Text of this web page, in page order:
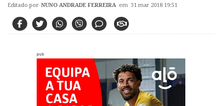
Editado por NUNO ANDRADE FERREIRA em 31 mar 2018 19:51
pub